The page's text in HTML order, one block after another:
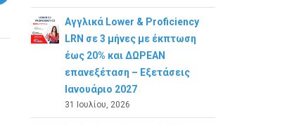
Αγγλικά Lower & Proficiency
LRN σε 3 μήνες με έκπτωση
έως 20% και ΔΩΡΕΑΝ
επανεξέταση – Εξετάσεις
Ιανουάριο 2027
31 Ιουλίου, 2026